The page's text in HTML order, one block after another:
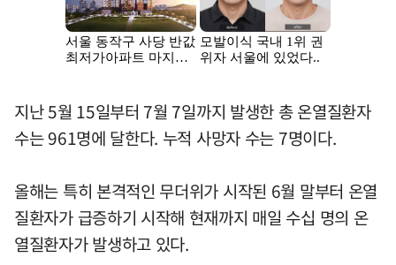
지난 5월 15일부터 7월 7일까지 발생한 총 온열질환자
수는 961명에 달한다. 누적 사망자 수는 7명이다.
올해는 특히 본격적인 무더위가 시작된 6월 말부터 온열
질환자가 급증하기 시작해 현재까지 매일 수십 명의 온
열질환자가 발생하고 있다.